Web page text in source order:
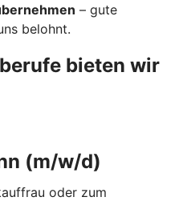
– gute
belohnt.
bieten wir
(m/w/d)
oder zum